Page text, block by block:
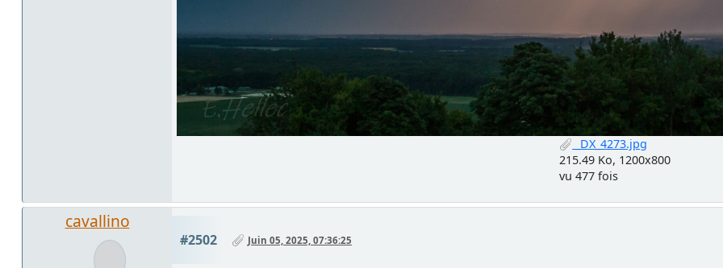
_DX_4273.jpg
215.49 Ko, 1200x800
vu 477 fois
cavallino
#2502 Juin 05, 2025, 07:36:25